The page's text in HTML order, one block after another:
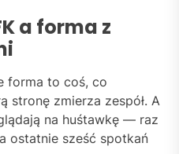
a forma z
forma to coś, co
stronę zmierza zespół. A
na huśtawkę — raz
ostatnie sześć spotkań